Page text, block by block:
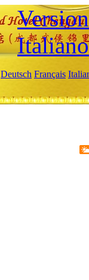
Italiano
Deutsch Français